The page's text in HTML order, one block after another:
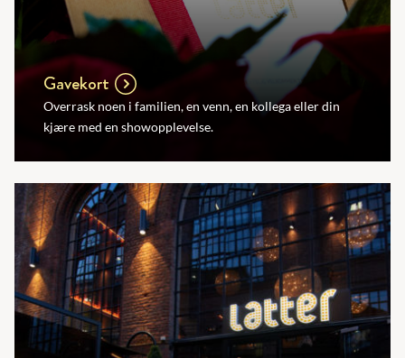
Gavekort
Overrask noen i familien, en venn, en kollega eller din
kjære med en showopplevelse.